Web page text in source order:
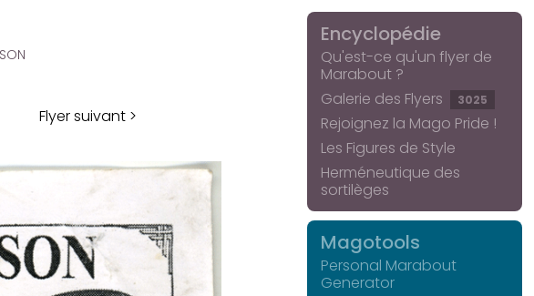
Flyer suivant >
Encyclopédie
Qu'est-ce qu'un flyer de
Marabout ?
Galerie des Flyers
3025
Rejoignez la Mago Pride !
Les Figures de Style
Herméneutique des
sortilèges
Magotools
Personal Marabout
Generator